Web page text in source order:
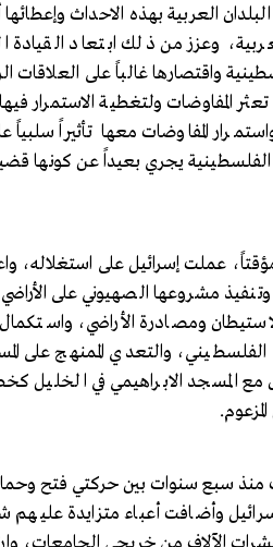
العربية بهذه الاحداث
وعزز من ذلك ابتعاد
واقتصارها غالباً على العلاقات
المفاوضات ولتغطية الاستمرار
المفاوضات معها تأثيراً سلبياً
يجري بعيداً عن كونها
عملت إسرائيل على استغلاله،
وتنفيذ مشروعها الصهيوني على
ومصادرة الأراضي،
والتعدي الممنهج على
المسجد الابراهيمي في الخليل
منذ سبع سنوات بين حركتي فتح
وأضافت أعباء متزايدة عليهم